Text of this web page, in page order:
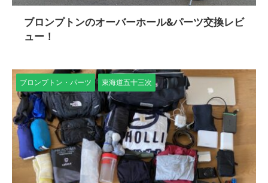
ブロンプトンのオーバーホール&パーツ交換レビ
ュー！
ブロンプトン・パーツ 東海道五十三次